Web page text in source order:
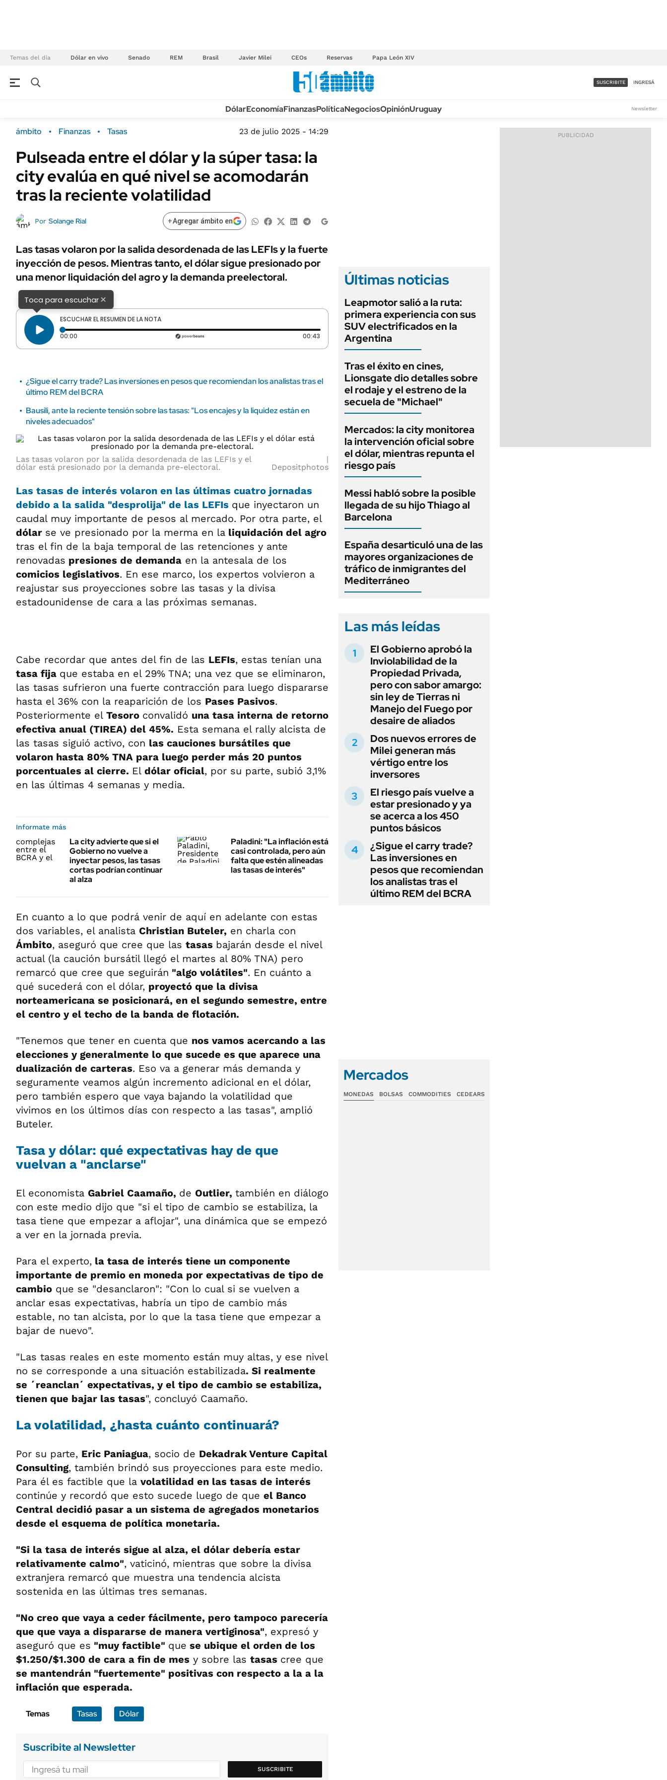
Temas del día Dólar en vivo Senado REM Brasil Javier Milei CEOs Reservas Papa León XIV
Campo
FINANZAS
Dólar
ÁMBITO DEBATE
Sustentabilidad
Seguros
POLÍTICA
URUGUAY
TECNOLOGÍA
MÉXICO
MUNDO
INFORMACIÓN GENERAL
AUTOS
ACCESO FULL - $1.800/MES
SUSCRIBITE INGRESÁ
DólarEconomíaFinanzasPolíticaNegociosOpiniónUruguay Newsletter
ámbito Finanzas Tasas 23 de julio 2025 - 14:29
Pulseada entre el dólar y la súper tasa: la
city evalúa en qué nivel se acomodarán
tras la reciente volatilidad
Por Solange Rial +Agregar ámbito en
Las tasas volaron por la salida desordenada de las LEFIs y la fuerte
inyección de pesos. Mientras tanto, el dólar sigue presionado por
una menor liquidación del agro y la demanda preelectoral.
Toca para escuchar×
ESCUCHAR EL RESUMEN DE LA NOTA
00:00 Tiempo transcurrido: 0 segundos 00:43 Duración: 43 segundos
¿Sigue el carry trade? Las inversiones en pesos que recomiendan los analistas tras el
último REM del BCRA
Bausili, ante la reciente tensión sobre las tasas: "Los encajes y la liquidez están en
niveles adecuados"
Las tasas volaron por la salida desordenada de las LEFIs y el
dólar está presionado por la demanda pre-electoral.
Depositphotos
Las tasas de interés volaron en las últimas cuatro jornadas
debido a la salida "desprolija" de las LEFIs que inyectaron un
caudal muy importante de pesos al mercado. Por otra parte, el
dólar se ve presionado por la merma en la liquidación del agro
tras el fin de la baja temporal de las retenciones y ante
renovadas presiones de demanda en la antesala de los
comicios legislativos. En ese marco, los expertos volvieron a
reajustar sus proyecciones sobre las tasas y la divisa
estadounidense de cara a las próximas semanas.
Cabe recordar que antes del fin de las LEFIs, estas tenían una
tasa fija que estaba en el 29% TNA; una vez que se eliminaron,
las tasas sufrieron una fuerte contracción para luego dispararse
hasta el 36% con la reaparición de los Pases Pasivos.
Posteriormente el Tesoro convalidó una tasa interna de retorno
efectiva anual (TIREA) del 45%. Esta semana el rally alcista de
las tasas siguió activo, con las cauciones bursátiles que
volaron hasta 80% TNA para luego perder más 20 puntos
porcentuales al cierre. El dólar oficial, por su parte, subió 3,1%
en las últimas 4 semanas y media.
Informate más
La city advierte que si el
Gobierno no vuelve a
inyectar pesos, las tasas
cortas podrían continuar
al alza
Paladini: "La inflación está
casi controlada, pero aún
falta que estén alineadas
las tasas de interés"
En cuanto a lo que podrá venir de aquí en adelante con estas
dos variables, el analista Christian Buteler, en charla con
Ámbito, aseguró que cree que las tasas bajarán desde el nivel
actual (la caución bursátil llegó el martes al 80% TNA) pero
remarcó que cree que seguirán "algo volátiles". En cuánto a
qué sucederá con el dólar, proyectó que la divisa
norteamericana se posicionará, en el segundo semestre, entre
el centro y el techo de la banda de flotación.
"Tenemos que tener en cuenta que nos vamos acercando a las
elecciones y generalmente lo que sucede es que aparece una
dualización de carteras. Eso va a generar más demanda y
seguramente veamos algún incremento adicional en el dólar,
pero también espero que vaya bajando la volatilidad que
vivimos en los últimos días con respecto a las tasas", amplió
Buteler.
Tasa y dólar: qué expectativas hay de que
vuelvan a "anclarse"
El economista Gabriel Caamaño, de Outlier, también en diálogo
con este medio dijo que "si el tipo de cambio se estabiliza, la
tasa tiene que empezar a aflojar", una dinámica que se empezó
a ver en la jornada previa.
Para el experto, la tasa de interés tiene un componente
importante de premio en moneda por expectativas de tipo de
cambio que se "desanclaron": "Con lo cual si se vuelven a
anclar esas expectativas, habría un tipo de cambio más
estable, no tan alcista, por lo que la tasa tiene que empezar a
bajar de nuevo".
"Las tasas reales en este momento están muy altas, y ese nivel
no se corresponde a una situación estabilizada. Si realmente
se ´reanclan´ expectativas, y el tipo de cambio se estabiliza,
tienen que bajar las tasas", concluyó Caamaño.
La volatilidad, ¿hasta cuánto continuará?
Por su parte, Eric Paniagua, socio de Dekadrak Venture Capital
Consulting, también brindó sus proyecciones para este medio.
Para él es factible que la volatilidad en las tasas de interés
continúe y recordó que esto sucede luego de que el Banco
Central decidió pasar a un sistema de agregados monetarios
desde el esquema de política monetaria.
"Si la tasa de interés sigue al alza, el dólar debería estar
relativamente calmo", vaticinó, mientras que sobre la divisa
extranjera remarcó que muestra una tendencia alcista
sostenida en las últimas tres semanas.
"No creo que vaya a ceder fácilmente, pero tampoco parecería
que que vaya a dispararse de manera vertiginosa", expresó y
aseguró que es "muy factible" que se ubique el orden de los
$1.250/$1.300 de cara a fin de mes y sobre las tasas cree que
se mantendrán "fuertemente" positivas con respecto a la a la
inflación que esperada.
Temas Tasas Dólar
Suscribite al Newsletter
SUSCRIBITE
Últimas noticias
Leapmotor salió a la ruta:
primera experiencia con sus
SUV electrificados en la
Argentina
Tras el éxito en cines,
Lionsgate dio detalles sobre
el rodaje y el estreno de la
secuela de "Michael"
Mercados: la city monitorea
la intervención oficial sobre
el dólar, mientras repunta el
riesgo país
Messi habló sobre la posible
llegada de su hijo Thiago al
Barcelona
España desarticuló una de las
mayores organizaciones de
tráfico de inmigrantes del
Mediterráneo
Las más leídas
El Gobierno aprobó la
Inviolabilidad de la
Propiedad Privada,
pero con sabor amargo:
sin ley de Tierras ni
Manejo del Fuego por
desaire de aliados
Dos nuevos errores de
Milei generan más
vértigo entre los
inversores
El riesgo país vuelve a
estar presionado y ya
se acerca a los 450
puntos básicos
¿Sigue el carry trade?
Las inversiones en
pesos que recomiendan
los analistas tras el
último REM del BCRA
Mercados
MONEDAS BOLSAS COMMODITIES CEDEARS